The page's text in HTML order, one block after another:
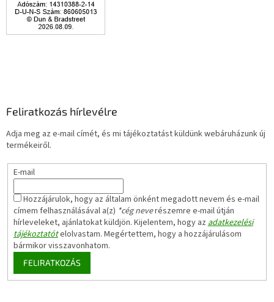
Feliratkozás hírlevélre
Adja meg az e-mail címét, és mi tájékoztatást küldünk webáruházunk új
termékeiről.
E-mail
Hozzájárulok, hogy az általam önként megadott nevem és e-mail
címem felhasználásával a(z) *cég neverészemre e-mail útján
hírleveleket, ajánlatokat küldjön. Kijelentem, hogy az adatkezelési
tájékoztatótelolvastam. Megértettem, hogy a hozzájárulásom
bármikor visszavonhatom.
FELIRATKOZÁS